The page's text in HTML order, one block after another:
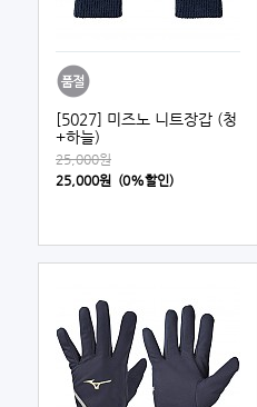
[5027] 미즈노 니트장갑 (청
+하늘)
25,000원
25,000원 (0%할인)